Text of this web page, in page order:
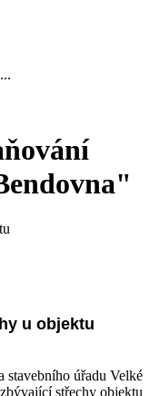
u objektu
stavebního úřadu Velké
střechy objektu